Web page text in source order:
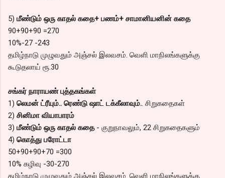
5) மீண்டும் ஒரு காதல் கதை+ பணம்+ சாமானியனின் கதை
90+90+90 =270
10%-27 -243
தமிழ்நாடு முழுவதும் அஞ்சல் இலவசம். வெளி மாநிலங்களுக்கு
கூடுதலாய் ரூ.30
சங்கர் நாராயண் புத்தகங்கள்
1) லெமன் ட்ரீயும்.. ரெண்டு ஷாட் டக்கீலாவும்.. சிறுகதைகள்
2) சினிமா வியாபாரம்
3) மீண்டும் ஒரு காதல் கதை- குறுநாவலும், 22 சிறுகதைகளும்
4) கொத்து பரோட்டா
50+90+90+70 =300
10% கழிவு -30-270
தமிழ்நாடு முழுவதும் அஞ்சல் இலவசம். வெளி மாநிலங்களுக்கு